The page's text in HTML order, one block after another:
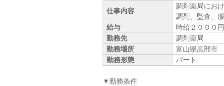
仕事内容
調剤薬局にお
調剤、監査、
給与
時給２０００
勤務先
調剤薬局
勤務場所
富山県黒部市
勤務形態
パート
▼勤務条件